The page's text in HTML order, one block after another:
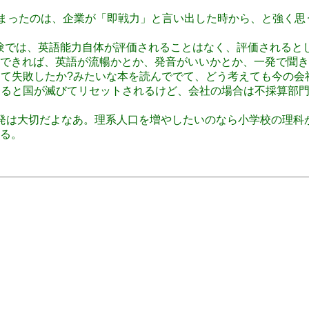
ったのは、企業が「即戦力」と言い出した時から、と強く
は、英語能力自体が評価されることはなく、評価される
きれば、英語が流暢かとか、発音がいいかとか、一発で聞
失敗したか?みたいな本を読んででて、どう考えても今の
と国が滅びてリセットされるけど、会社の場合は不採算部
は大切だよなあ。理系人口を増やしたいのなら小学校の理
。